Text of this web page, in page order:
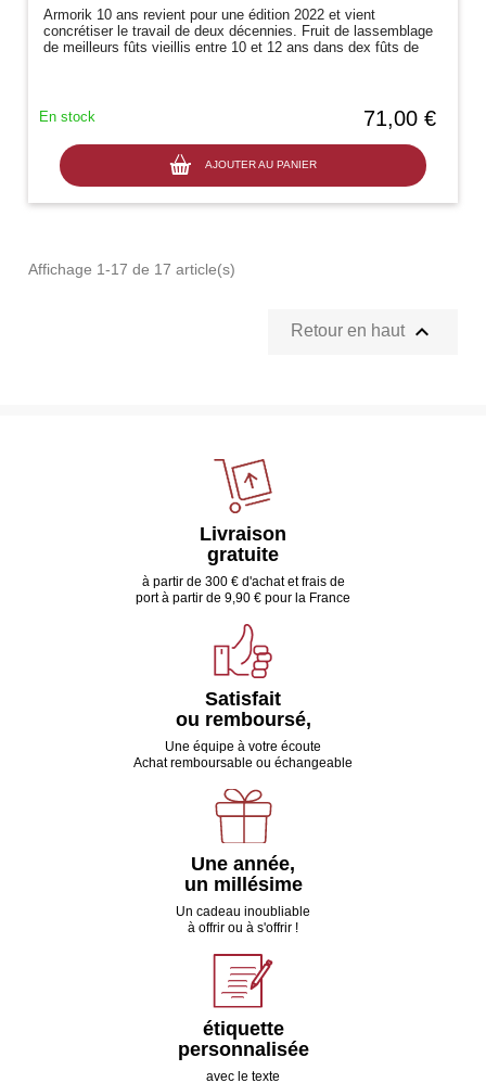
Armorik 10 ans revient pour une édition 2022 et vient
concrétiser le travail de deux décennies. Fruit de lassemblage
de meilleurs fûts vieillis entre 10 et 12 ans dans dex fûts de
71,00 €
AJOUTER AU PANIER
En stock
Affichage 1-17 de 17 article(s)
Retour en haut 
Livraison
gratuite
à partir de 300 € d'achat et frais de
port à partir de 9,90 € pour la France
Satisfait
ou remboursé,
Une équipe à votre écoute
Achat remboursable ou échangeable
Une année,
un millésime
Un cadeau inoubliable
à offrir ou à s'offrir !
étiquette
personnalisée
avec le texte